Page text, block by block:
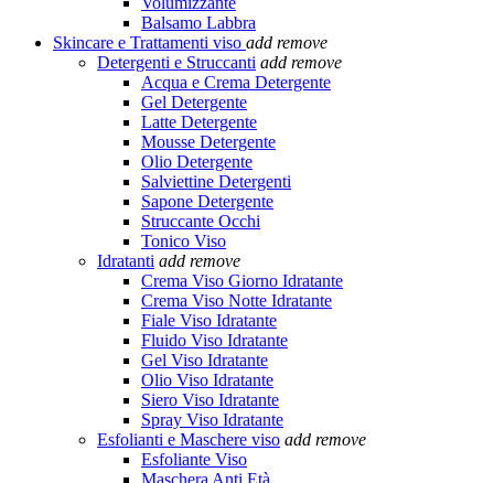
Balsamo Labbra
Skincare e Trattamenti viso add remove
Detergenti e Struccanti add remove
Acqua e Crema Detergente
Gel Detergente
Latte Detergente
Mousse Detergente
Olio Detergente
Salviettine Detergenti
Sapone Detergente
Struccante Occhi
Tonico Viso
Idratanti add remove
Crema Viso Giorno Idratante
Crema Viso Notte Idratante
Fiale Viso Idratante
Fluido Viso Idratante
Gel Viso Idratante
Olio Viso Idratante
Siero Viso Idratante
Spray Viso Idratante
Esfolianti e Maschere viso add remove
Esfoliante Viso
Maschera Anti Età